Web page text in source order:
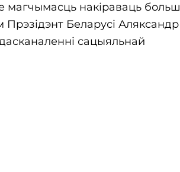
магчымасць накіраваць больш
Беларусі Аляксандр
сацыяльнай